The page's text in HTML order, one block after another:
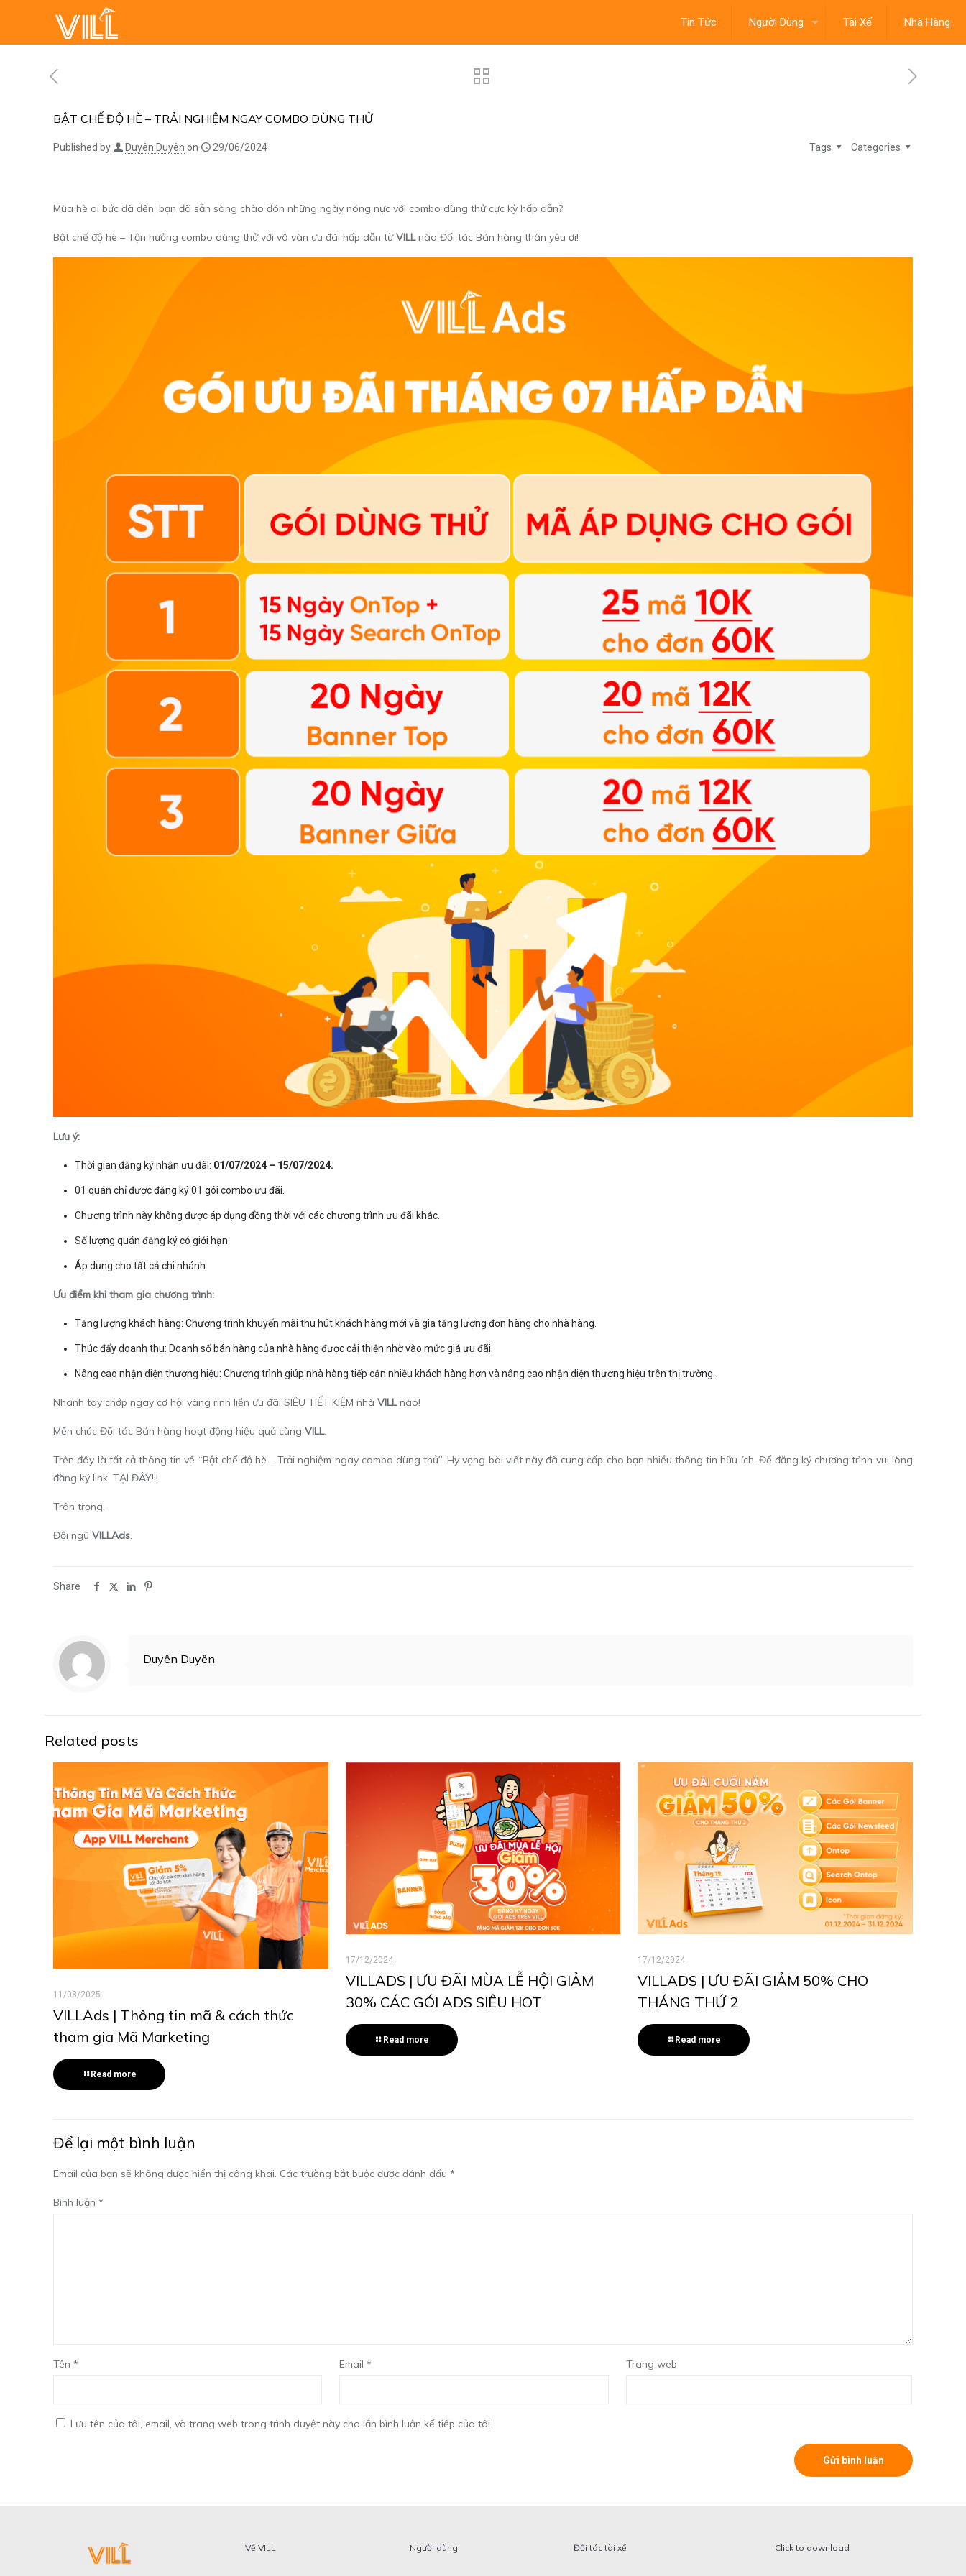
Tin Tức Người Dùng Tài Xế Nhà Hàng
BẬT CHẾ ĐỘ HÈ – TRẢI NGHIỆM NGAY COMBO DÙNG THỬ
Published by Duyên Duyên on 29/06/2024 Categories
Tags
Mùa hè oi bức đã đến, bạn đã sẵn sàng chào đón những ngày nóng nực với combo dùng thử cực kỳ hấp dẫn?
Bật chế độ hè – Tận hưởng combo dùng thử với vô vàn ưu đãi hấp dẫn từVILLnào Đối tác Bán hàng thân yêu ơi!
Lưu ý:
Thời gian đăng ký nhận ưu đãi: 01/07/2024 – 15/07/2024.
01 quán chỉ được đăng ký 01 gói combo ưu đãi.
Chương trình này không được áp dụng đồng thời với các chương trình ưu đãi khác.
Số lượng quán đăng ký có giới hạn.
Áp dụng cho tất cả chi nhánh.
Ưu điểm khi tham gia chương trình:
Tăng lượng khách hàng: Chương trình khuyến mãi thu hút khách hàng mới và gia tăng lượng đơn hàng cho nhà hàng.
Thúc đẩy doanh thu: Doanh số bán hàng của nhà hàng được cải thiện nhờ vào mức giá ưu đãi.
Nâng cao nhận diện thương hiệu: Chương trình giúp nhà hàng tiếp cận nhiều khách hàng hơn và nâng cao nhận diện thương hiệu trên thị trường.
Nhanh tay chớp ngay cơ hội vàng rinh liền ưu đãi SIÊU TIẾT KIỆM nhàVILLnào!
Mến chúc Đối tác Bán hàng hoạt động hiệu quả cùngVILL.
Trên đây là tất cả thông tin về “Bật chế độ hè – Trải nghiệm ngay combo dùng thử”.Hy vọng bài viết này đã cung cấp cho bạn nhiều thông tin hữu ích. Để đăng ký chương trình vui lòng
đăng ký link:TẠI ĐÂY!!!
Trân trọng,
Đội ngũVILLAds
Share
Duyên Duyên
Related posts
11/08/2025
VILLAds | Thông tin mã & cách thức
tham gia Mã Marketing
Read more
17/12/2024
VILLADS | ƯU ĐÃI MÙA LỄ HỘI GIẢM
30% CÁC GÓI ADS SIÊU HOT
Read more
17/12/2024
VILLADS | ƯU ĐÃI GIẢM 50% CHO
THÁNG THỨ 2
Read more
Để lại một bình luận
Email của bạn sẽ không được hiển thị công khai. Các trường bắt buộc được đánh dấu *
Bình luận *
Tên * Email* Trang web
Lưu tên của tôi, email, và trang web trong trình duyệt này cho lần bình luận kế tiếp của tôi.
Về VILL Người dùng Đối tác tài xế Click to download